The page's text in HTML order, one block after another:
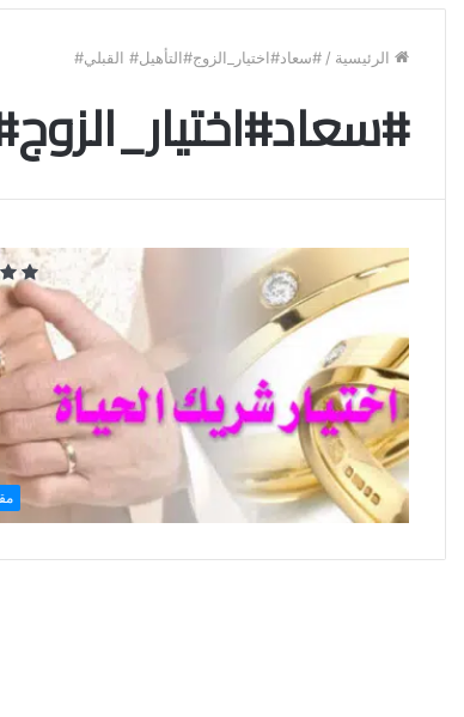
الرئيسية / #سعاد#اختيار_الزوج#التأهيل# القبلي#